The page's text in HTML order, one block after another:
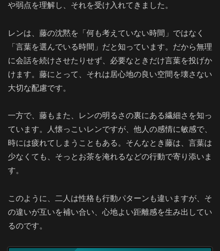
や弱点を理解し、それを受け入れてきました。
レンは、藤の沈黙を「何も考えていない時間」ではなく
「言葉を選んでいる時間」だと知っています。だから無理
に会話を続けさせたりせず、必要なときだけ言葉を投げか
けます。藤にとって、それは居心地の良い空間を壊さない
大切な配慮です。
一方で、藤もまた、レンの明るさの裏にある繊細さを知っ
ています。人懐っこいレンですが、他人の感情に敏感で、
時には疲れてしまうこともある。そんなとき藤は、言葉は
少なくても、そっとお茶を淹れるなどの行動で寄り添いま
す。
このように、二人は性格も行動パターンも違いますが、そ
の違いが互いを補い合い、心地よい距離感を生み出してい
るのです。